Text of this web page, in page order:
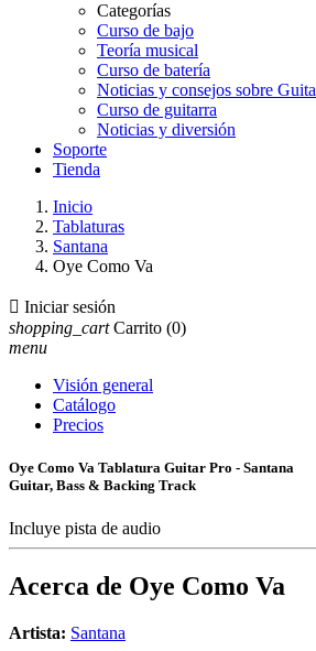
Categorías
Curso de bajo
Teoría musical
Curso de batería
Noticias y consejos sobre
Curso de guitarra
Noticias y diversión
Soporte
Tienda
Inicio
Tablaturas
Santana
Oye Como Va
 Iniciar sesión
shopping_cart Carrito (0)
menu
Visión general
Catálogo
Precios
Oye Como Va Tablatura Guitar Pro - Santana
Guitar, Bass & Backing Track
Incluye pista de audio
Acerca de Oye Como Va
Artista: Santana